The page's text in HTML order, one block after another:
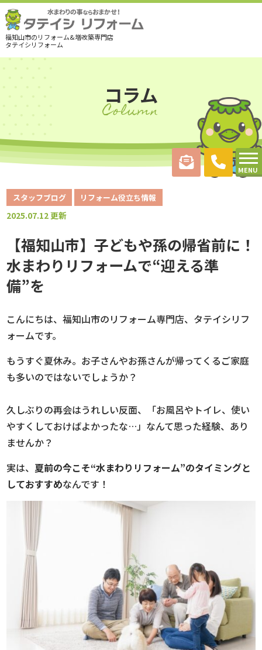
福知山市のリフォーム&増改築専門店
タテイシリフォーム
MENU
コラム
Column
スタッフブログ リフォーム役立ち情報
2025.07.12 更新
【福知山市】子どもや孫の帰省前に！
水まわりリフォームで“迎える準
備”を
こんにちは、福知山市のリフォーム専門店、タテイシリフ
ォームです。
もうすぐ夏休み。お子さんやお孫さんが帰ってくるご家庭
も多いのではないでしょうか？
久しぶりの再会はうれしい反面、「お風呂やトイレ、使い
やすくしておけばよかったな…」なんて思った経験、あり
ませんか？
実は、 夏前の今こそ“水まわりリフォーム”のタイミングと
しておすすめなんです！